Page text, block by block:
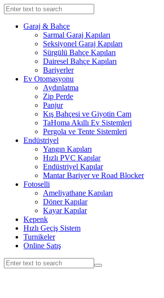
Garaj & Bahçe
Sarmal Garaj Kapıları
Seksiyonel Garaj Kapıları
Sürgülü Bahçe Kapıları
Dairesel Bahçe Kapıları
Bariyerler
Ev Otomasyonu
Aydınlatma
Zip Perde
Panjur
Kış Bahçesi ve Giyotin Cam
TaHoma Akıllı Ev Sistemleri
Pergola ve Tente Sistemleri
Endüstriyel
Yangın Kapıları
Hızlı PVC Kapılar
Endüstriyel Kapılar
Mantar Bariyer ve Road Blocker
Fotoselli
Ameliyathane Kapıları
Döner Kapılar
Kayar Kapılar
Kepenk
Hızlı Geçiş Sistem
Turnikeler
Online Satış